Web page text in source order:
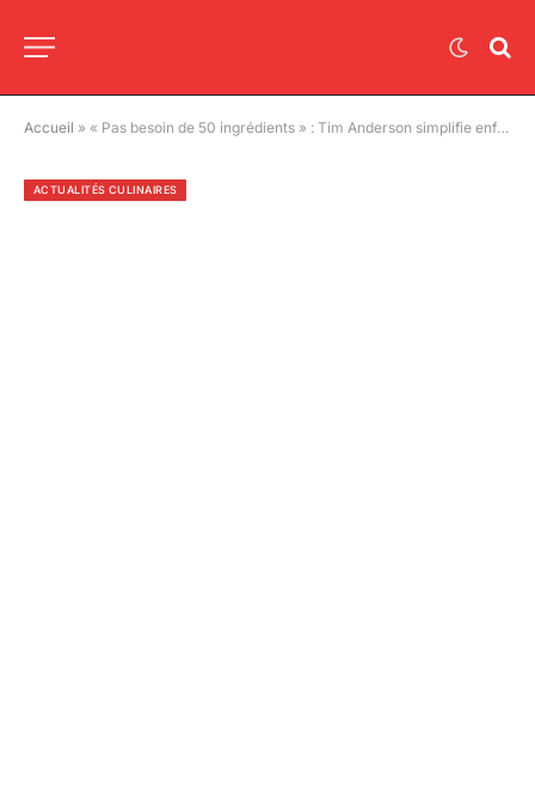
Accueil » « Pas besoin de 50 ingrédients » : Tim Anderson simplifie enfin la cuisine japonaise à la maison
ACTUALITÉS CULINAIRES